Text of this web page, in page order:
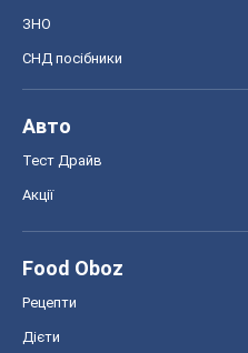
ЗНО
СНД посібники
Авто
Тест Драйв
Акції
Food Oboz
Рецепти
Дієти